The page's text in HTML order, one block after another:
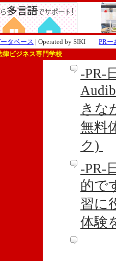
タベース | Operated by SIKI PRー
律ビジネス専門学校
-PR-
きな
無料
ク)
-PR-
的で
習に
体験